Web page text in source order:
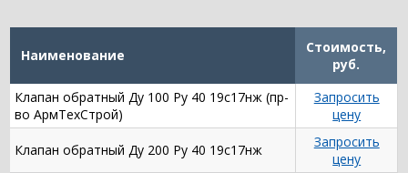
Наименование
Стоимость,
руб.
Клапан обратный Ду 100 Ру 40 19с17нж (пр-
во АрмТехСтрой)
Запросить
цену
Клапан обратный Ду 200 Ру 40 19с17нж
Запросить
цену